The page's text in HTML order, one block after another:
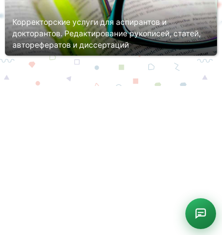
Корректорские услуги для аспирантов и
докторантов. Редактирование рукописей, статей,
авторефератов и диссертаций
Грамотно и качественно выполнить исследование, а затем
соискателю. Даже если Вы от начала до конца все делали сами,